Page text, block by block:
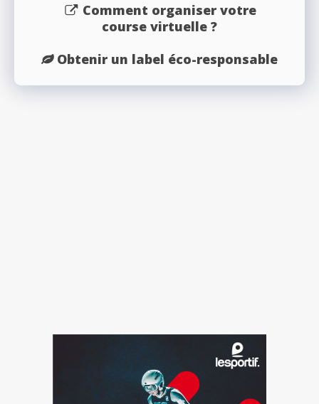
Comment organiser votre
course virtuelle ?
Obtenir un label éco-responsable